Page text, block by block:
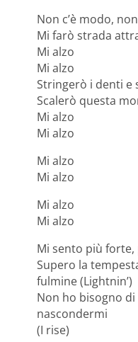
Non c’è modo,
Mi farò strada
Mi alzo
Mi alzo
Stringerò i denti
Scalerò questa
Mi alzo
Mi alzo
Mi alzo
Mi alzo
Mi alzo
Mi alzo
Mi sento più
Supero la
fulmine (Lightnin’)
Non ho bisogno
nascondermi
(I rise)